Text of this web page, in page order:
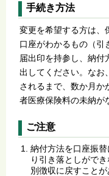
手続き方法
変更を希望する方は、
口座がわかるもの（引
届出印を持参し、納付
出してください。なお
されるまで、数か月か
者医療保険料の未納が
ご注意
納付方法を口座振
り引き落としがで
別徴収に戻すことが